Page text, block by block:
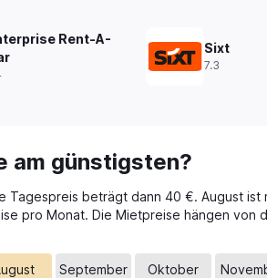
Rent-A-
Sixt
7.3
am günstigsten?
Tagespreis beträgt dann 40 €. August ist
pro Monat. Die Mietpreise hängen von
September Oktober